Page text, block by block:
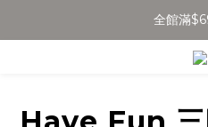
全館滿